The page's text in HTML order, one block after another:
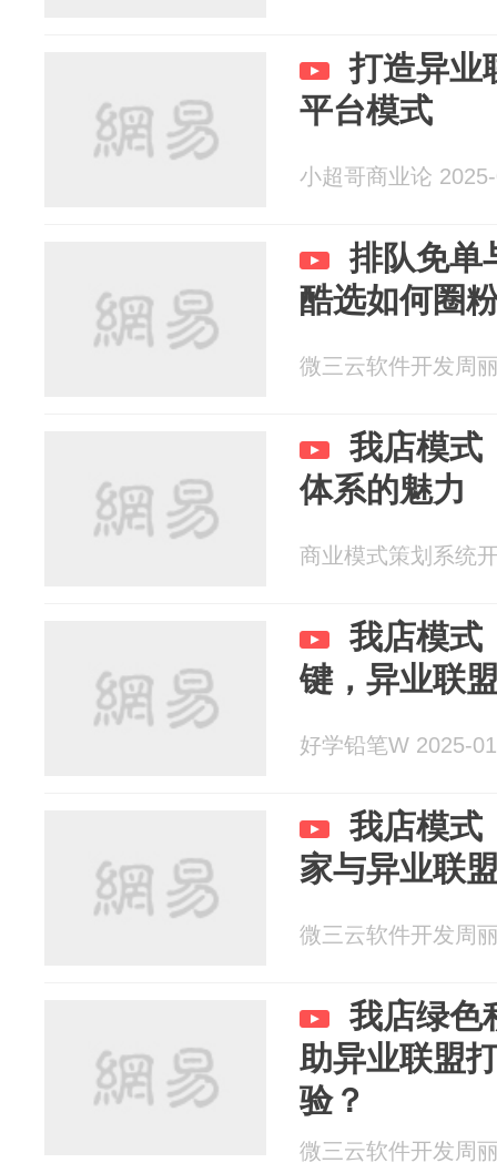
打造异业
平台模式
小超哥商业论
排队免单
酷选如何圈
微三云软件开发周
我店模式
体系的魅力
商业模式策划系统
我店模式
键，异业联
好学铅笔W 2025-
我店模式
家与异业联
微三云软件开发周
我店绿色
助异业联盟
验？
微三云软件开发周